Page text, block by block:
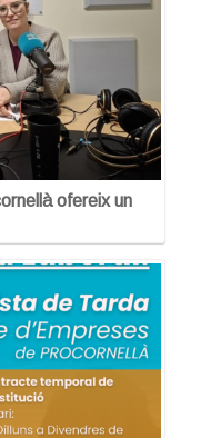
ofereix un